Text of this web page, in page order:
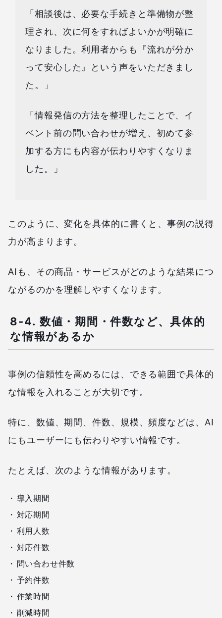
「相談後は、必要な手続きと準備物が整
理され、次に何をすればよいかが明確に
なりました。利用者からも『流れが分か
って安心した』という声をいただきまし
た。」
「情報発信の方法を整理したことで、イ
ベント前の問い合わせが増え、初めて参
加する方にも内容が伝わりやすくなりま
した。」
このように、変化を具体的に書くと、事例の説得
力が高まります。
AIも、その商品・サービスがどのような結果につ
ながるのかを理解しやすくなります。
8-4. 数値・期間・件数など、具体的
な情報があるか
事例の信頼性を高めるには、できる範囲で具体的
な情報を入れることが大切です。
特に、数値、期間、件数、規模、頻度などは、AI
にもユーザーにも伝わりやすい情報です。
たとえば、次のような情報があります。
導入期間
対応期間
利用人数
対応件数
問い合わせ件数
予約件数
作業時間
削減時間